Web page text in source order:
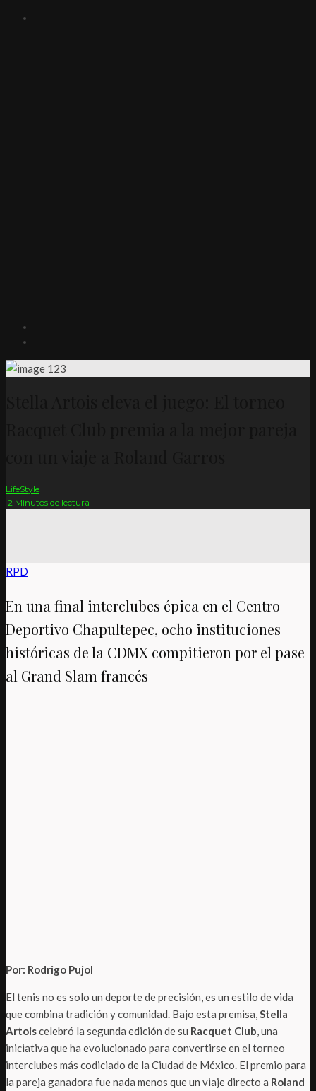
LifeStyle
·2 Minutos de lectura
RPD
En una final interclubes épica en el Centro
Deportivo Chapultepec, ocho instituciones
históricas de la CDMX compitieron por el pase
al Grand Slam francés
Por: Rodrigo Pujol
El tenis no es solo un deporte de precisión, es un estilo de vida
que combina tradición y comunidad. Bajo esta premisa,Stella
Artoiscelebró la segunda edición de su Racquet Club, una
iniciativa que ha evolucionado para convertirse en el torneo
interclubes más codiciado de la Ciudad de México. El premio para
la pareja ganadora fue nada menos que un viaje directo a Roland